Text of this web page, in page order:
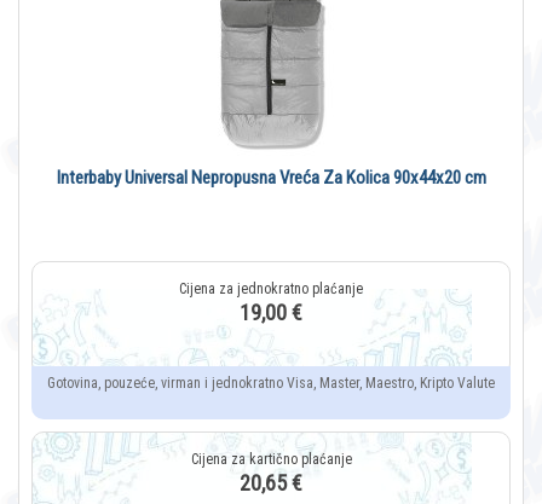
Interbaby Universal Nepropusna Vreća Za Kolica 90x44x20 cm
19,00 €
Gotovina, pouzeće, virman i jednokratno Visa, Master, Maestro, Kripto Valute
20,65 €